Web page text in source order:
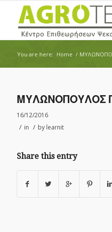
You are here: Home /
ΜΥΛΩΝΟΠΟΥΛΟΣ
16/12/2016
/ in / by learnit
Share this entry